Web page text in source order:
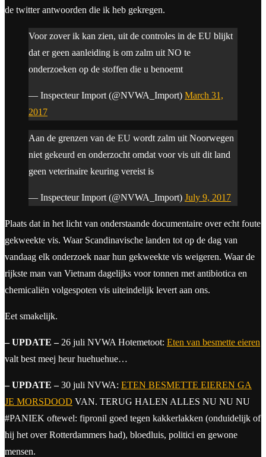
de twitter antwoorden die ik heb gekregen.
Voor zover ik kan zien, uit de controles in de EU blijkt
dat er geen aanleiding is om zalm uit NO te
onderzoeken op de stoffen die u benoemt
— Inspecteur Import (@NVWA_Import) March 31,
2017
Aan de grenzen van de EU wordt zalm uit Noorwegen
niet gekeurd en onderzocht omdat voor vis uit dit land
geen veterinaire keuring vereist is
— Inspecteur Import (@NVWA_Import) July 9, 2017
Plaats dat in het licht van onderstaande documentaire over echt foute
gekweekte vis. Waar Scandinavische landen tot op de dag van
vandaag elk onderzoek naar hun gekweekte vis weigeren. Waar de
rijkste man van Vietnam dagelijks voor tonnen met antibiotica en
chemicaliën volgespoten vis uiteindelijk levert aan ons.
Eet smakelijk.
– UPDATE – 26 juli NVWA Hotemetoot: Eten van besmette eieren
valt best meej heur huehuehue…
– UPDATE –30 juli NVWA: ETEN BESMETTE EIEREN GA
JE MORSDOOD VAN. TERUG HALEN ALLES NU NU NU
#PANIEK oftewel: fipronil goed tegen kakkerlakken (onduidelijk of
hij het over Rotterdammers had), bloedluis, politici en gewone
mensen.